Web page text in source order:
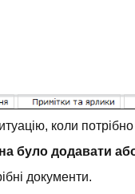
коли
було додавати
документи.